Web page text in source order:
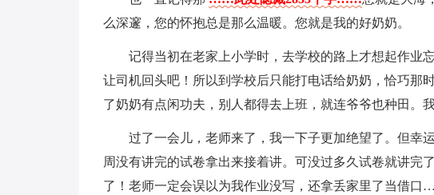
么深邃，您的怀抱总是那么温暖。您就是我的好奶奶。
记得当初在老家上小学时，去学校的路上才想起作业
让司机回头吧！所以到学校后只能打电话给奶奶，恰巧那
了奶奶有点闲功夫，别人都得去上班，就连爷爷也种田。
过了一会儿，老师来了，我一下子更加绝望了。但幸
周没有讲完的试卷拿出来接着讲。可没过多久试卷就讲完
了！老师一定会误以为我作业没写，还拿丢家里了当借